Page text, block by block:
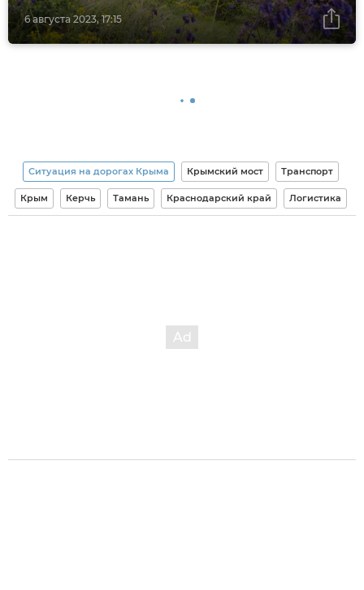
6 августа 2023, 17:15
Ситуация на дорогах Крыма Крымский мост Транспорт
Крым Керчь Тамань Краснодарский край Логистика